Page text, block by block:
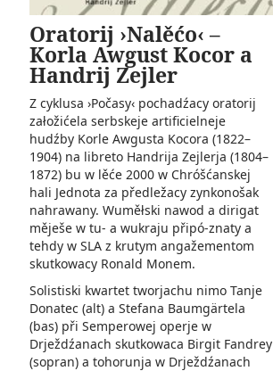
Oratorij ›Nalěćo‹ –
Korla Awgust Kocor a
Handrij Zejler
Z cyklusa ›Počasy‹ pochadźacy oratorij
załožićela serbskeje artificielneje
hudźby Korle Awgusta Kocora (1822–
1904) na libreto Handrija Zejlerja (1804–
1872) bu w lěće 2000 w Chróšćanskej
hali Jednota za předležacy zynkonošak
nahrawany. Wuměłski nawod a dirigat
měješe w tu- a wukraju připó-znaty a
tehdy w SLA z krutym angažementom
skutkowacy Ronald Monem.
Solistiski kwartet tworjachu nimo Tanje
Donatec (alt) a Stefana Baumgärtela
(bas) při Semperowej operje w
Drježdźanach skutkowaca Birgit Fandrey
(sopran) a tohorunja w Drježdźanach